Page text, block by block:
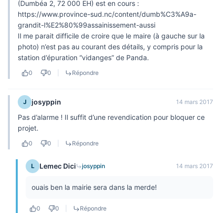
(Dumbéa 2, 72 000 EH) est en cours :
https://www.province-sud.nc/content/dumb%C3%A9a-
grandit-l%E2%80%99assainissement-aussi
Il me parait difficile de croire que le maire (à gauche sur la
photo) n’est pas au courant des détails, y compris pour la
station d’épuration “vidanges” de Panda.
0 0 Répondre
J josyppin 14 mars 2017
Pas d’alarme ! Il suffit d’une revendication pour bloquer ce
projet.
0 0 Répondre
L Lemec Dici josyppin 14 mars 2017
ouais ben la mairie sera dans la merde!
0 0 Répondre